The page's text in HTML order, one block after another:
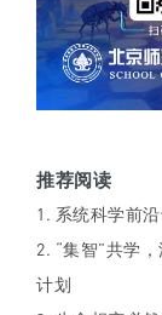
推荐阅读
1. 系统科学前
2. “集智”共学
计划